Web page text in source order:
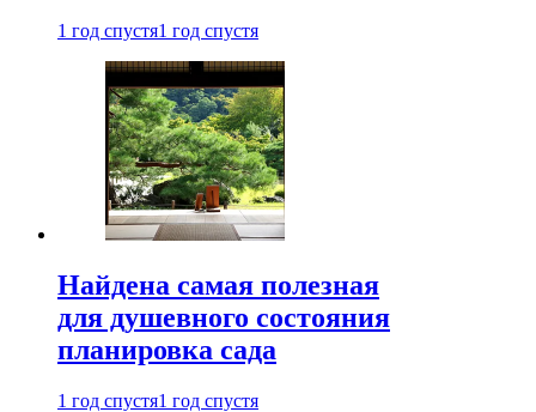
1 год спустя1 год спустя
Найдена самая полезная
для душевного состояния
планировка сада
1 год спустя1 год спустя